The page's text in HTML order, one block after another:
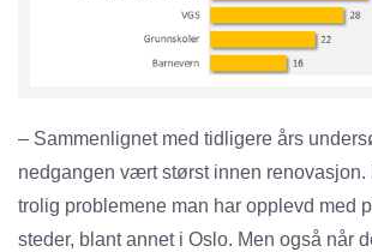
– Sammenlignet med tidligere års
nedgangen vært størst innen renovasjon.
trolig problemene man har opplevd med
steder, blant annet i Oslo. Men også når